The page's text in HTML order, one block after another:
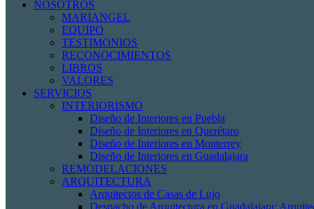
NOSOTROS
MARIANGEL
EQUIPO
TESTIMONIOS
RECONOCIMIENTOS
LIBROS
VALORES
SERVICIOS
INTERIORISMO
Diseño de Interiores en Puebla
Diseño de Interiores en Querétaro
Diseño de Interiores en Monterrey
Diseño de Interiores en Guadalajara
REMODELACIONES
ARQUITECTURA
Arquitectos de Casas de Lujo
Despacho de Arquitectura en Guadalajara: